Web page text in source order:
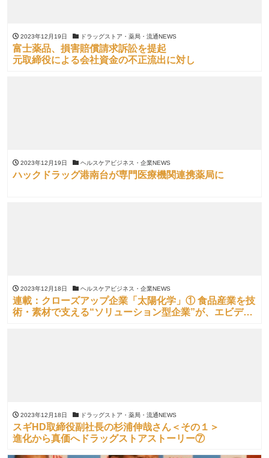
2023年12月19日 ドラッグストア・薬局・流通NEWS
富士薬品、損害賠償請求訴訟を提起
元取締役による会社資金の不正流出に対し
2023年12月19日 ヘルスケアビジネス・企業NEWS
ハックドラッグ港南台が専門医療機関連携薬局に
2023年12月18日 ヘルスケアビジネス・企業NEWS
連載：クローズアップ企業「太陽化学」① 食品産業を技
術・素材で支える“ソリューション型企業”が、エビデン
2023年12月18日 ドラッグストア・薬局・流通NEWS
スギHD取締役副社長の杉浦伸哉さん＜その１＞
進化から真価へドラッグストアストーリー⑦